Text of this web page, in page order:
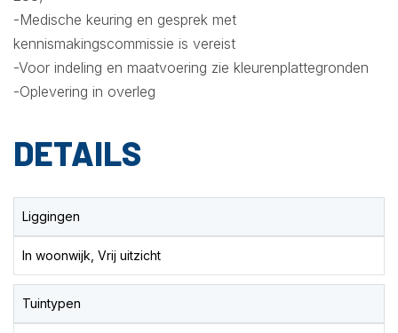
-Medische keuring en gesprek met
kennismakingscommissie is vereist
-Voor indeling en maatvoering zie kleurenplattegronden
-Oplevering in overleg
DETAILS
Liggingen
In woonwijk, Vrij uitzicht
Tuintypen